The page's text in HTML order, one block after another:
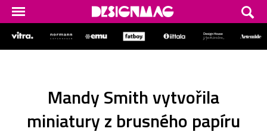
Mandy Smith vytvořila
miniatury z brusného papíru